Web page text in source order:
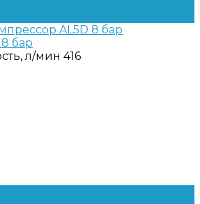
бар
л/мин 416